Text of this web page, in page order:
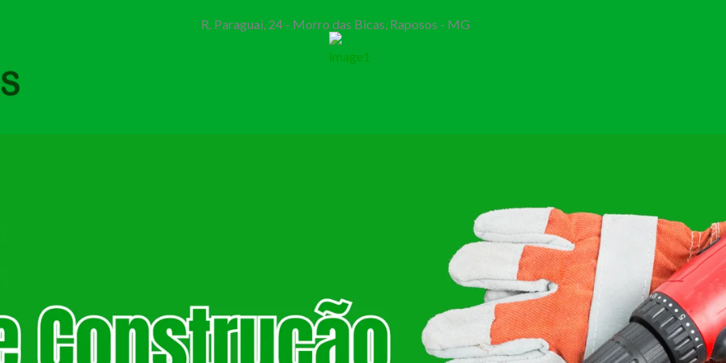
R. Paraguai, 24 - Morro das Bicas, Raposos - MG